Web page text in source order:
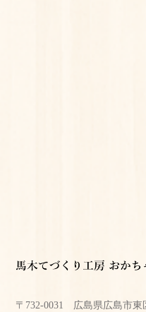
〒732-0031 広島県広島市